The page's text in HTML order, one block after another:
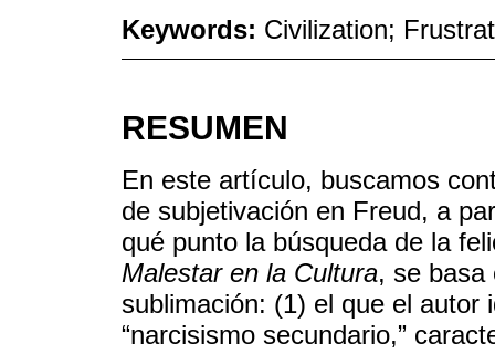
Keywords: Civilization;
RESUMEN
En este artículo, buscamos
de subjetivación en Freud, a
qué punto la búsqueda de la
Malestar en la Cultura, se basa
sublimación: (1) el que el autor
“narcisismo secundario,”